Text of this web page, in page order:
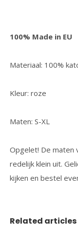
100% Made in EU
Materiaal: 100%
Kleur: roze
Maten: S-XL
Opgelet! De maten
redelijk klein uit.
kijken en bestel
Related articles